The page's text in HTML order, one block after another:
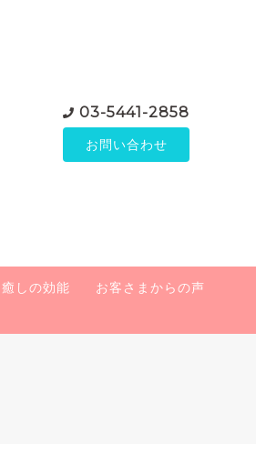
03-5441-2858
お問い合わせ
癒しの効能
お客さまからの声